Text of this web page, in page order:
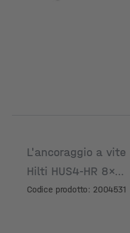
L'ancoraggio a vite
Hilti HUS4-HR 8x75
25/15
Codice prodotto: 2004531